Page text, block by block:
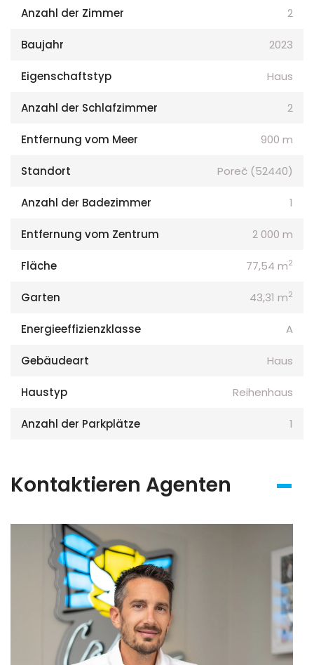
Anzahl der Zimmer 2
Baujahr 2023
Eigenschaftstyp Haus
Anzahl der Schlafzimmer 2
Entfernung vom Meer 900 m
Standort Poreč (52440)
Anzahl der Badezimmer 1
Entfernung vom Zentrum 2 000 m
Fläche 77,54 m2
Garten 43,31 m2
Energieeffizienzklasse A
Gebäudeart Haus
Haustyp Reihenhaus
Anzahl der Parkplätze 1
Kontaktieren Agenten